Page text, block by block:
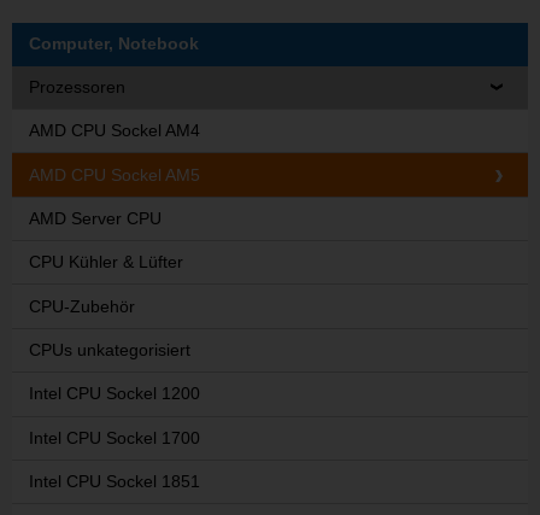
Computer, Notebook
Prozessoren
AMD CPU Sockel AM4
AMD CPU Sockel AM5
AMD Server CPU
CPU Kühler & Lüfter
CPU-Zubehör
CPUs unkategorisiert
Intel CPU Sockel 1200
Intel CPU Sockel 1700
Intel CPU Sockel 1851